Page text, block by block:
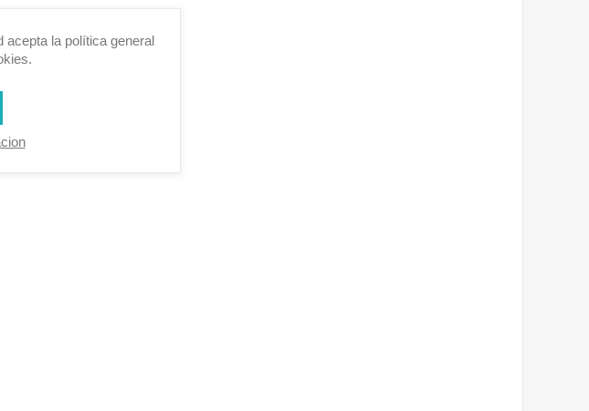
acepta la política general